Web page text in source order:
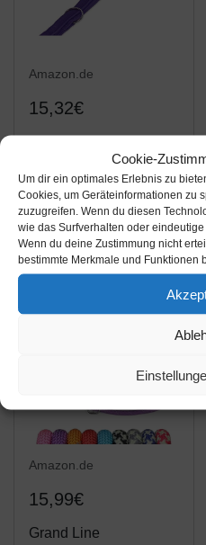
Cookie-
Um dir ein optimales Erlebnis zu
Cookies, um Geräteinformationen zu
zuzugreifen. Wenn du diesen
wie das Surfverhalten oder
Wenn du deine Zustimmung nicht
bestimmte Merkmale und Funktionen
Amazon.de
15,32€
Führleine,lila, 200
cm/15-20 mm
Amazon / Ebay
Produkt ansehen*
Amazon.de
15,99€
Grand Line